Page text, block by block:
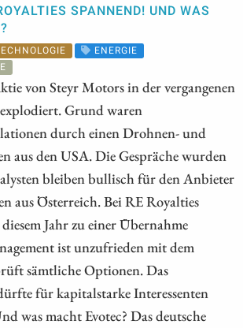
SPANNEND! UND WAS
ENERGIE
von Steyr Motors in der vergangenen
Grund waren
durch einen Drohnen- und
aus den USA. Die Gespräche wurden
bleiben bullisch für den Anbieter
aus Österreich. Bei RE Royalties
Jahr zu einer Übernahme
ist unzufrieden mit dem
sämtliche Optionen. Das
für kapitalstarke Interessenten
was macht Evotec? Das deutsche